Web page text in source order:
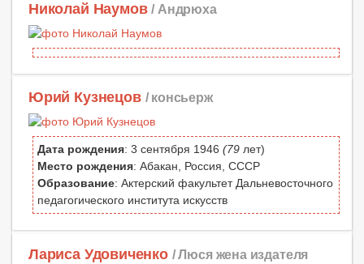
Николай Наумов / Андрюха
Юрий Кузнецов / консьерж
Дата рождения: 3 сентября 1946 (79 лет)
Место рождения: Абакан, Россия, СССР
Образование: Актерский факультет Дальневосточного
педагогического института искусств
Лариса Удовиченко / Люся жена издателя